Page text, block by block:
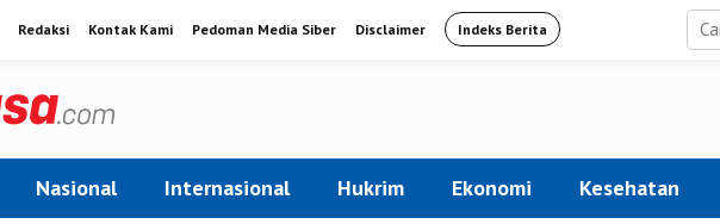
Redaksi Kontak Kami Pedoman Media Siber Disclaimer Indeks Berita
Nasional Internasional Hukrim Ekonomi Kesehatan